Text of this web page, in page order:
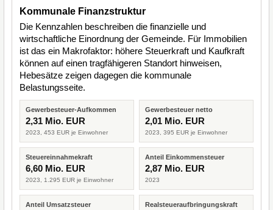
Kommunale Finanzstruktur
Die Kennzahlen beschreiben die finanzielle und
wirtschaftliche Einordnung der Gemeinde. Für Immobilien
ist das ein Makrofaktor: höhere Steuerkraft und Kaufkraft
können auf einen tragfähigeren Standort hinweisen,
Hebesätze zeigen dagegen die kommunale
Belastungsseite.
Gewerbesteuer-Aufkommen
2,31 Mio. EUR
2023, 453 EUR je Einwohner
Gewerbesteuer netto
2,01 Mio. EUR
2023, 395 EUR je Einwohner
Steuereinnahmekraft
6,60 Mio. EUR
2023, 1.295 EUR je Einwohner
Anteil Einkommensteuer
2,87 Mio. EUR
2023
Anteil Umsatzsteuer Realsteueraufbringungskraft